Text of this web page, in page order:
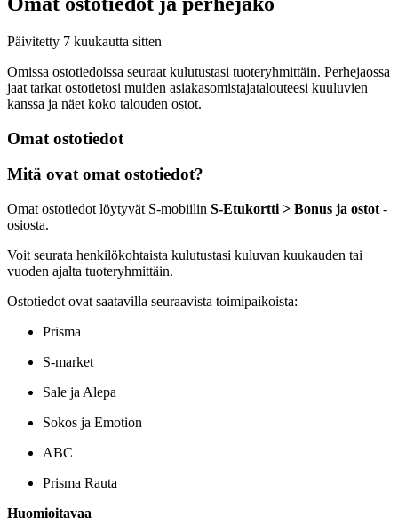
Päivitetty 7 kuukautta sitten
Omissa ostotiedoissa seuraat kulutustasi tuoteryhmittäin. Perhejaossa
jaat tarkat ostotietosi muiden asiakasomistajatalouteesi kuuluvien
kanssa ja näet koko talouden ostot.
Omat ostotiedot
Mitä ovat omat ostotiedot?
Omat ostotiedot löytyvät S-mobiilin S-Etukortti > Bonus ja ostot -
osiosta.
Voit seurata henkilökohtaista kulutustasi kuluvan kuukauden tai
vuoden ajalta tuoteryhmittäin.
Ostotiedot ovat saatavilla seuraavista toimipaikoista:
Prisma
S-market
Sale ja Alepa
Sokos ja Emotion
ABC
Prisma Rauta
Huomioitavaa